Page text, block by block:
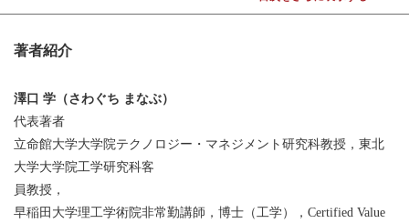
2.6 不便益のまとめに代えて
第3章 世界のモノづくりアプローチと不便益
3.1 先進国型モノづくりアプローチ
3.2 新興国型モノづくりアプローチ
3.3 防災・減災へのアプローチ
3.4 各アプローチにおける不便益視点
著者紹介
澤口 学（さわぐち まなぶ）
代表著者
立命館大学大学院テクノロジー・マネジメント研究科教授，東北
大学大学院工学研究科客
員教授，
早稲田大学理工学術院非常勤講師，博士（工学），Certified Value